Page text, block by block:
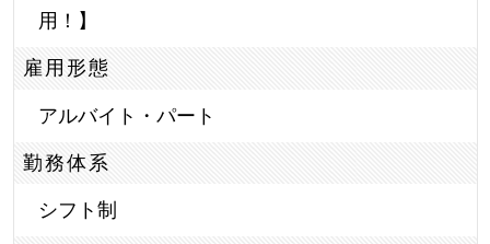
用！】
雇用形態
アルバイト・パート
勤務体系
シフト制